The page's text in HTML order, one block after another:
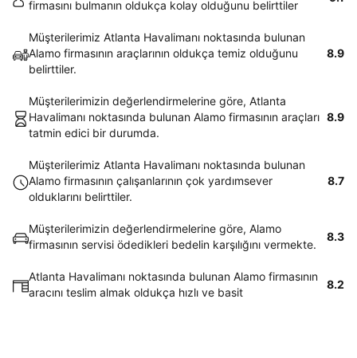
firmasını bulmanın oldukça kolay olduğunu belirttiler
Müşterilerimiz Atlanta Havalimanı noktasında bulunan
Alamo firmasının araçlarının oldukça temiz olduğunu
belirttiler.
8.9
Müşterilerimizin değerlendirmelerine göre, Atlanta
Havalimanı noktasında bulunan Alamo firmasının araçları
tatmin edici bir durumda.
8.9
Müşterilerimiz Atlanta Havalimanı noktasında bulunan
Alamo firmasının çalışanlarının çok yardımsever
olduklarını belirttiler.
8.7
Müşterilerimizin değerlendirmelerine göre, Alamo
firmasının servisi ödedikleri bedelin karşılığını vermekte.
8.3
Atlanta Havalimanı noktasında bulunan Alamo firmasının
aracını teslim almak oldukça hızlı ve basit
8.2